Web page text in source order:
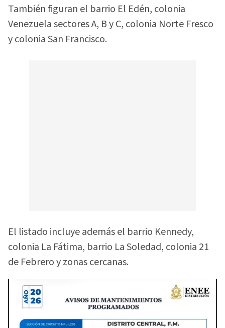
También figuran el barrio El Edén, colonia
Venezuela sectores A, B y C, colonia Norte Fresco
y colonia San Francisco.
El listado incluye además el barrio Kennedy,
colonia La Fátima, barrio La Soledad, colonia 21
de Febrero y zonas cercanas.